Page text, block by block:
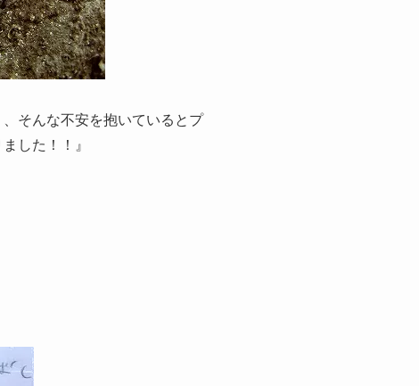
そんな不安を抱いているとプ
した！！』